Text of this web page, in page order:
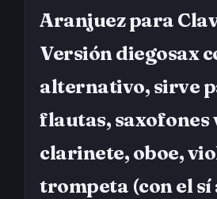
Aranjuez para
Versión diegosax
alternativo, sirve
flautas, saxofones
clarinete, oboe,
trompeta (con el sí